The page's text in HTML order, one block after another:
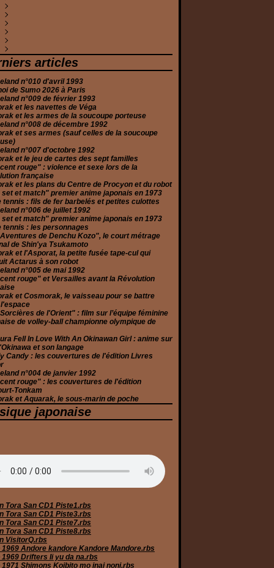
(2)
(2)
(2)
(2)
(1)
(4)
(1)
(3)
(5)
(6)
(1)
(2)
(5)
(2)
(2)
(1)
(3)
(4)
(1)
(2)
(2)
(2)
(4)
(2)
(1)
(3)
(1)
(2)
(2)
(2)
(2)
(2)
(3)
(2)
(2)
(2)
(2)
(2)
(2)
(3)
(2)
(2)
(2)
(3)
(3)
(4)
(6)
(4)
(11)
articles
n°010 d'avril 1993
de Sumo 2026 à Paris
n°009 de février 1993
et les navettes de Véga
et les armes de la soucoupe porteuse
n°008 de décembre 1992
et ses armes (sauf celles de la soucoupe
n°007 d'octobre 1992
et le jeu de cartes des sept familles
rouge" : violence et sexe lors de la
française
et les plans du Centre de Procyon et du robot
set et match" premier anime japonais en 1973
tennis : fils de fer barbelés et petites culottes
n°006 de juillet 1992
set et match" premier anime japonais en 1973
tennis : les personnages
de Denchu Kozo", le court métrage
de Shin'ya Tsukamoto
et l'Asporat, la petite fusée tape-cul qui
Actarus à son robot
n°005 de mai 1992
rouge" et Versailles avant la Révolution
et Cosmorak, le vaisseau pour se battre
de l'Orient" : film sur l’équipe féminine
de volley-ball championne olympique de
Fell In Love With An Okinawan Girl : anime sur
et son langage
Candy : les couvertures de l'édition Livres
n°004 de janvier 1992
rouge" : les couvertures de l'édition
Tonkam
et Aquarak, le sous-marin de poche
japonaise
Tora San CD1 Piste1.rbs
Tora San CD1 Piste3.rbs
Tora San CD1 Piste7.rbs
Tora San CD1 Piste8.rbs
VisitorQ.rbs
1969 Andore kandore Kandore Mandore.rbs
1969 Drifters Ii yu da na.rbs
1971 Shimons Koibito mo inai noni.rbs